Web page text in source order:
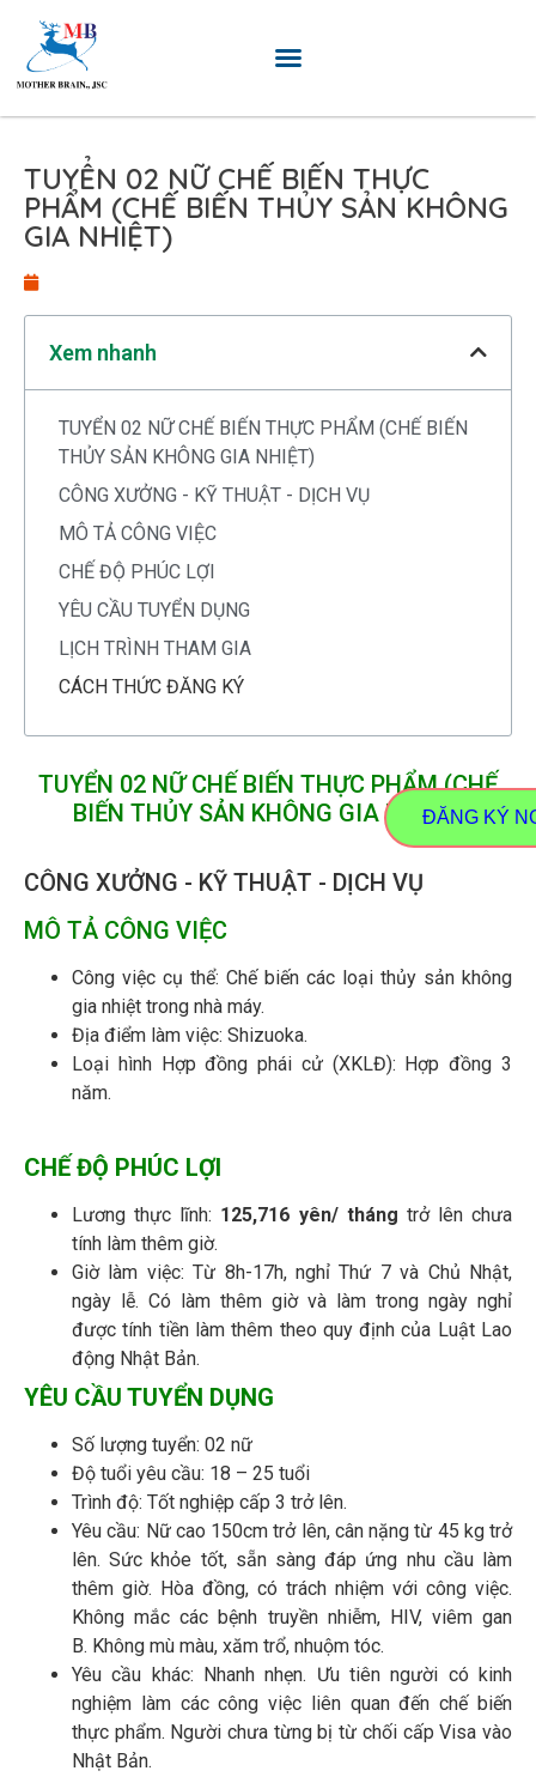
TUYỂN 02 NỮ CHẾ BIẾN THỰC
PHẨM (CHẾ BIẾN THỦY SẢN KHÔNG
GIA NHIỆT)
Xem nhanh
TUYỂN 02 NỮ CHẾ BIẾN THỰC PHẨM (CHẾ BIẾN
THỦY SẢN KHÔNG GIA NHIỆT)
CÔNG XƯỞNG - KỸ THUẬT - DỊCH VỤ
MÔ TẢ CÔNG VIỆC
CHẾ ĐỘ PHÚC LỢI
YÊU CẦU TUYỂN DỤNG
LỊCH TRÌNH THAM GIA
CÁCH THỨC ĐĂNG KÝ
TUYỂN 02 NỮ CHẾ BIẾN THỰC PHẨM (CHẾ
BIẾN THỦY SẢN KHÔNG GIA NHIỆT)ĐĂNG KÝ
CÔNG XƯỞNG - KỸ THUẬT - DỊCH VỤ
MÔ TẢ CÔNG VIỆC
Công việc cụ thể: Chế biến các loại thủy sản không
gia nhiệt trong nhà máy.
Địa điểm làm việc: Shizuoka.
Loại hình Hợp đồng phái cử (XKLĐ): Hợp đồng 3
năm.
CHẾ ĐỘ PHÚC LỢI
Lương thực lĩnh: 125,716 yên/ tháng trở lên chưa
tính làm thêm giờ.
Giờ làm việc: Từ 8h-17h, nghỉ Thứ 7 và Chủ Nhật,
ngày lễ. Có làm thêm giờ và làm trong ngày nghỉ
được tính tiền làm thêm theo quy định của Luật Lao
động Nhật Bản.
YÊU CẦU TUYỂN DỤNG
Số lượng tuyển: 02 nữ
Độ tuổi yêu cầu: 18 – 25 tuổi
Trình độ: Tốt nghiệp cấp 3 trở lên.
Yêu cầu: Nữ cao 150cm trở lên, cân nặng từ 45 kg trở
lên. Sức khỏe tốt, sẵn sàng đáp ứng nhu cầu làm
thêm giờ. Hòa đồng, có trách nhiệm với công việc.
Không mắc các bệnh truyền nhiễm, HIV, viêm gan
B. Không mù màu, xăm trổ, nhuộm tóc.
Yêu cầu khác: Nhanh nhẹn. Ưu tiên người có kinh
nghiệm làm các công việc liên quan đến chế biến
thực phẩm. Người chưa từng bị từ chối cấp Visa vào
Nhật Bản.